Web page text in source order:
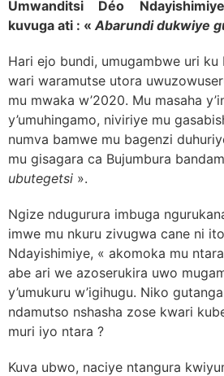
Umwanditsi Déo
kuvuga ati : « Abarundi dukwiye
Hari ejo bundi, umugambwe uri ku
wari waramutse utora
mu mwaka w’2020. Mu masaha
y’umuhingamo, niviriye mu
numva bamwe mu bagenzi
mu gisagara ca Bujumbura
ubutegetsi ».
Ngize ndugurura imbuga
imwe mu nkuru zivugwa cane ni
Ndayishimiye, « akomoka mu
abe ari we azoserukira uwo
y’umukuru w’igihugu. Niko
ndamutso nshasha zose kwari
muri iyo ntara ?
Kuva ubwo, naciye ntangura